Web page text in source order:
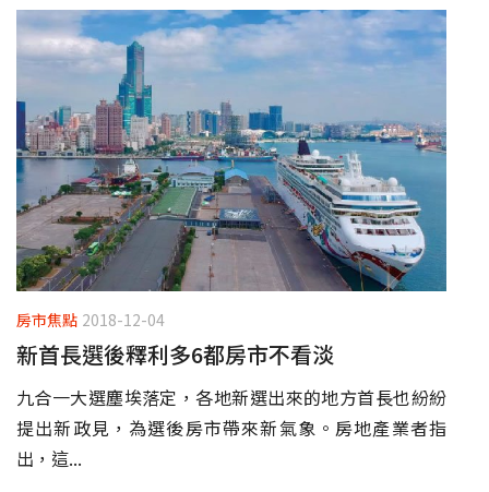
房市焦點 2018-12-04
新首長選後釋利多6都房市不看淡
九合一大選塵埃落定，各地新選出來的地方首長也紛紛
提出新政見，為選後房市帶來新氣象。房地產業者指
出，這...